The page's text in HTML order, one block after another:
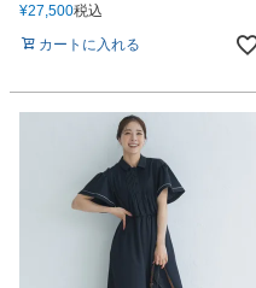
¥27,500税込
カートに入れる